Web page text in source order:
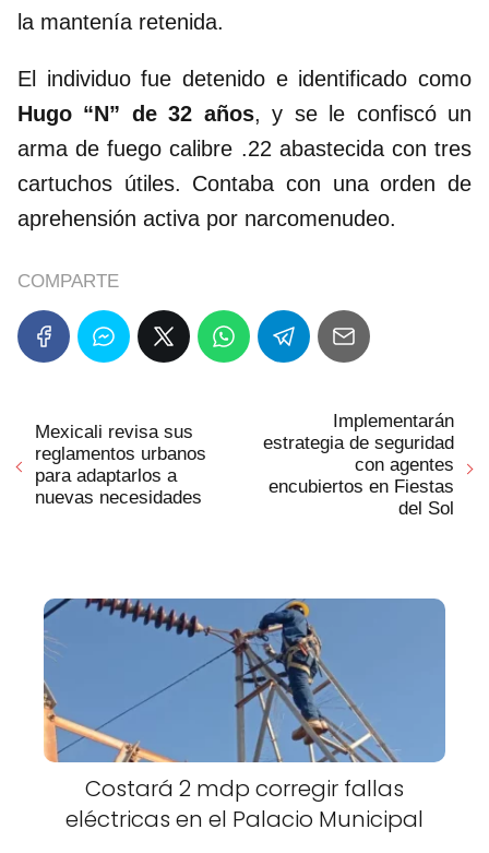
la mantenía retenida.
El individuo fue detenido e identificado como
Hugo “N” de 32 años, y se le confiscó un
arma de fuego calibre .22 abastecida con tres
cartuchos útiles. Contaba con una orden de
aprehensión activa por narcomenudeo.
COMPARTE
Mexicali revisa sus
reglamentos urbanos
para adaptarlos a
nuevas necesidades
Implementarán
estrategia de seguridad
con agentes
encubiertos en Fiestas
del Sol
Costará 2 mdp corregir fallas
eléctricas en el Palacio Municipal